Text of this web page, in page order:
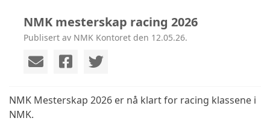
NMK mesterskap racing 2026
Publisert av NMK Kontoret den 12.05.26.
NMK Mesterskap 2026 er nå klart for racing klassene i
NMK.